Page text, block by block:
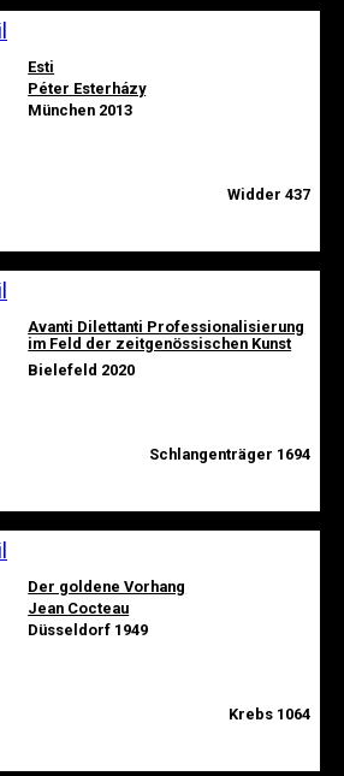
Esti
Péter Esterházy
München 2013
Widder 437
Avanti Dilettanti Professionalisierung
im Feld der zeitgenössischen Kunst
Bielefeld 2020
Schlangenträger 1694
Der goldene Vorhang
Jean Cocteau
Düsseldorf 1949
Krebs 1064